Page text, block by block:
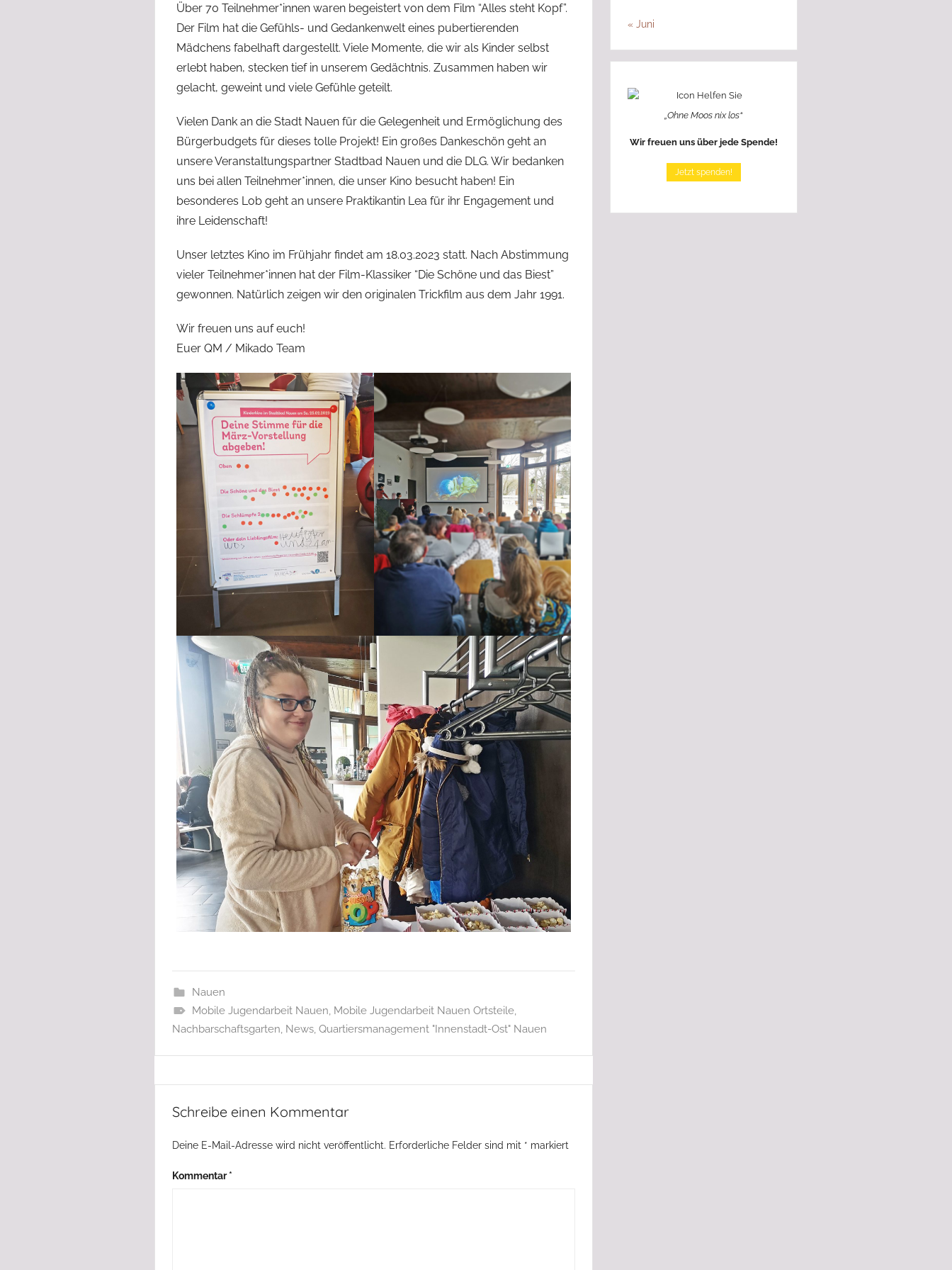
Über 70 Teilnehmer*innen waren begeistert von dem Film “Alles steht Kopf”.
Der Film hat die Gefühls- und Gedankenwelt eines pubertierenden
Mädchens fabelhaft dargestellt. Viele Momente, die wir als Kinder selbst
erlebt haben, stecken tief in unserem Gedächtnis. Zusammen haben wir
gelacht, geweint und viele Gefühle geteilt.
Vielen Dank an die Stadt Nauen für die Gelegenheit und Ermöglichung des
Bürgerbudgets für dieses tolle Projekt! Ein großes Dankeschön geht an
unsere Veranstaltungspartner Stadtbad Nauen und die DLG. Wir bedanken
uns bei allen Teilnehmer*innen, die unser Kino besucht haben! Ein
besonderes Lob geht an unsere Praktikantin Lea für ihr Engagement und
ihre Leidenschaft!
Unser letztes Kino im Frühjahr findet am 18.03.2023 statt. Nach Abstimmung
vieler Teilnehmer*innen hat der Film-Klassiker “Die Schöne und das Biest”
gewonnen. Natürlich zeigen wir den originalen Trickfilm aus dem Jahr 1991.
Wir freuen uns auf euch!
Euer QM / Mikado Team
Nauen
Mobile Jugendarbeit Nauen, Mobile Jugendarbeit Nauen Ortsteile,
Nachbarschaftsgarten, News,Quartiersmanagement "Innenstadt-Ost" Nauen
Schreibe einen Kommentar
Deine E-Mail-Adresse wird nicht veröffentlicht. Erforderliche Felder sind mit * markiert
Kommentar*
« Juni
„Ohne Moos nix los“
Wir freuen uns über jede Spende!
Jetzt spenden!